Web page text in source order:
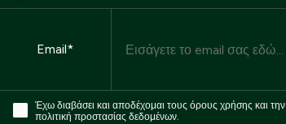
Email*
Έχω διαβάσει και αποδέχομαι τους όρους χρήσης και την
πολιτική προστασίας δεδομένων.